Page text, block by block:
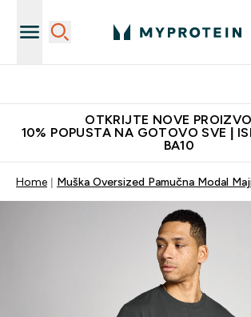
OTKRIJTE NOVE
10% POPUSTA NA GOTOVO SVE |
BA10
Home Muška Oversized Pamučna Modal